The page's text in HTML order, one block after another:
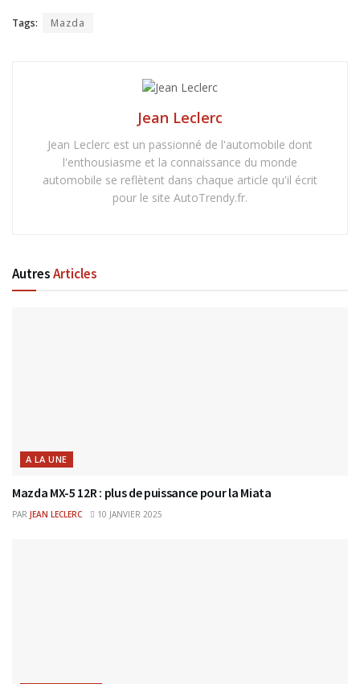
Tags: Mazda
Jean Leclerc
Jean Leclerc est un passionné de l'automobile dont
l'enthousiasme et la connaissance du monde
automobile se reflètent dans chaque article qu'il écrit
pour le site AutoTrendy.fr.
AutresArticles
A LA UNE
Mazda MX-5 12R : plus de puissance pour la Miata
PAR JEAN LECLERC 10 JANVIER 2025